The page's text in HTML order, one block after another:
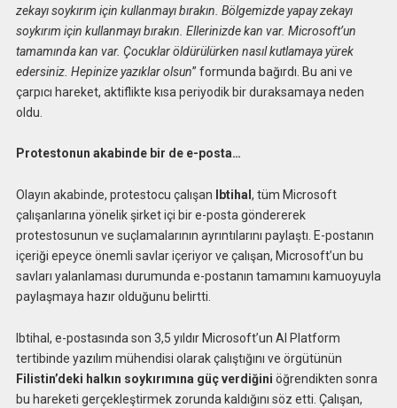
zekayı soykırım için kullanmayı bırakın. Bölgemizde yapay zekayı
soykırım için kullanmayı bırakın. Ellerinizde kan var. Microsoft’un
tamamında kan var. Çocuklar öldürülürken nasıl kutlamaya yürek
edersiniz. Hepinize yazıklar olsun” formunda bağırdı. Bu ani ve
çarpıcı hareket, aktiflikte kısa periyodik bir duraksamaya neden
oldu.
Protestonun akabinde bir de e-posta…
Olayın akabinde, protestocu çalışan Ibtihal , tüm Microsoft
çalışanlarına yönelik şirket içi bir e-posta göndererek
protestosunun ve suçlamalarının ayrıntılarını paylaştı. E-postanın
içeriği epeyce önemli savlar içeriyor ve çalışan, Microsoft’un bu
savları yalanlaması durumunda e-postanın tamamını kamuoyuyla
paylaşmaya hazır olduğunu belirtti.
Ibtihal, e-postasında son 3,5 yıldır Microsoft’un AI Platform
tertibinde yazılım mühendisi olarak çalıştığını ve örgütünün
Filistin’deki halkın soykırımına güç verdiğini öğrendikten sonra
bu hareketi gerçekleştirmek zorunda kaldığını söz etti. Çalışan,